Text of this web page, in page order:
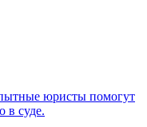
юристы помогут
в суде.